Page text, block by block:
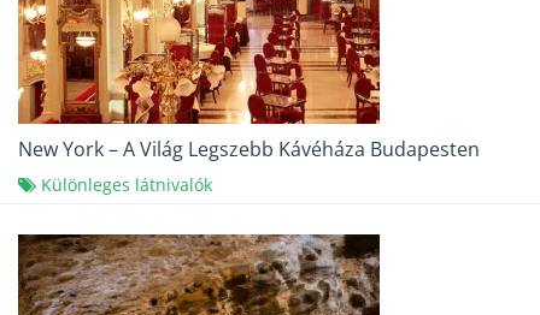
New York – A Világ Legszebb Kávéháza Budapesten
Különleges látnivalók